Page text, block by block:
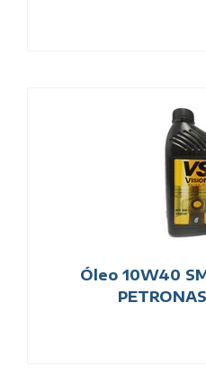
Óleo 10W40